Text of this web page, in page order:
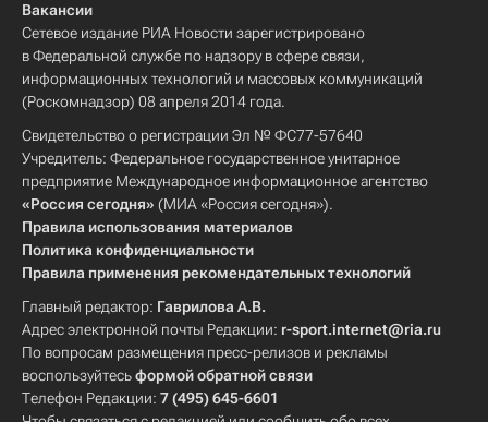
Вакансии
Сетевое издание РИА Новости зарегистрировано
в Федеральной службе по надзору в сфере связи,
информационных технологий и массовых коммуникаций
(Роскомнадзор) 08 апреля 2014 года.
Свидетельство о регистрации Эл № ФС77-57640
Учредитель: Федеральное государственное унитарное
предприятие Международное информационное агентство
«Россия сегодня» (МИА «Россия сегодня»).
Правила использования материалов
Политика конфиденциальности
Правила применения рекомендательных технологий
Главный редактор: Гаврилова А.В.
Адрес электронной почты Редакции: r-sport.internet@ria.ru
По вопросам размещения пресс-релизов и рекламы
воспользуйтесьформой обратной связи
Телефон Редакции: 7 (495) 645-6601